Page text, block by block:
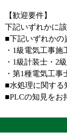
【歓迎要件】
下記いずれかに
■下記いずれかの
・1級電気工事
・1級計装士・2
・第1種電気工
■水処理に関する
■PLCの知見をお